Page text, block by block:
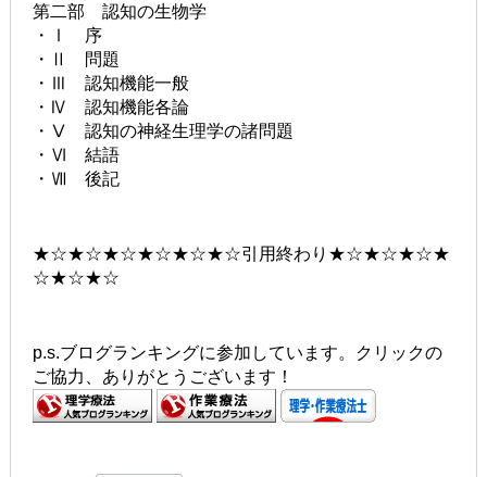
第二部 認知の生物学
・Ⅰ 序
・Ⅱ 問題
・Ⅲ 認知機能一般
・Ⅳ 認知機能各論
・Ⅴ 認知の神経生理学の諸問題
・Ⅵ 結語
・Ⅶ 後記
★☆★☆★☆★☆★☆★☆引用終わり★☆★☆★☆★
☆★☆★☆
p.s.ブログランキングに参加しています。クリックの
ご協力、ありがとうございます！